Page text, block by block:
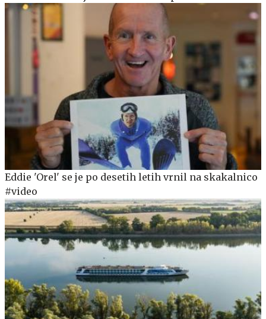
Eddie 'Orel' se je po desetih letih vrnil na skakalnico
#video